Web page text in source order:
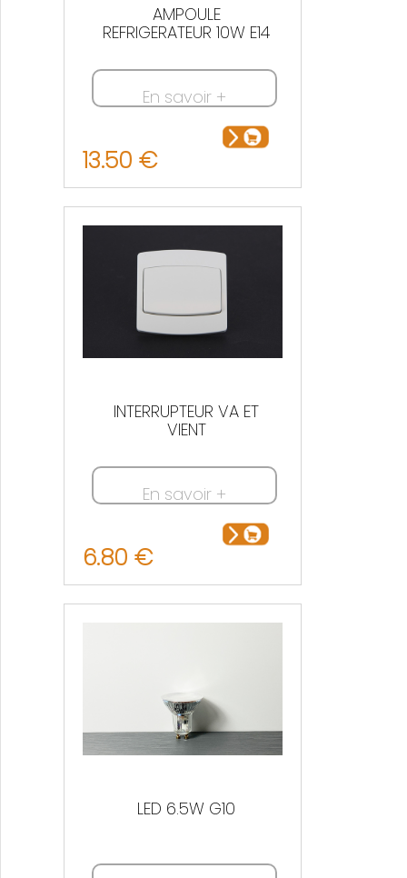
AMPOULE
REFRIGERATEUR 10W E14
En savoir +
13.50 €
INTERRUPTEUR VA ET
VIENT
En savoir +
6.80 €
LED 6.5W G10